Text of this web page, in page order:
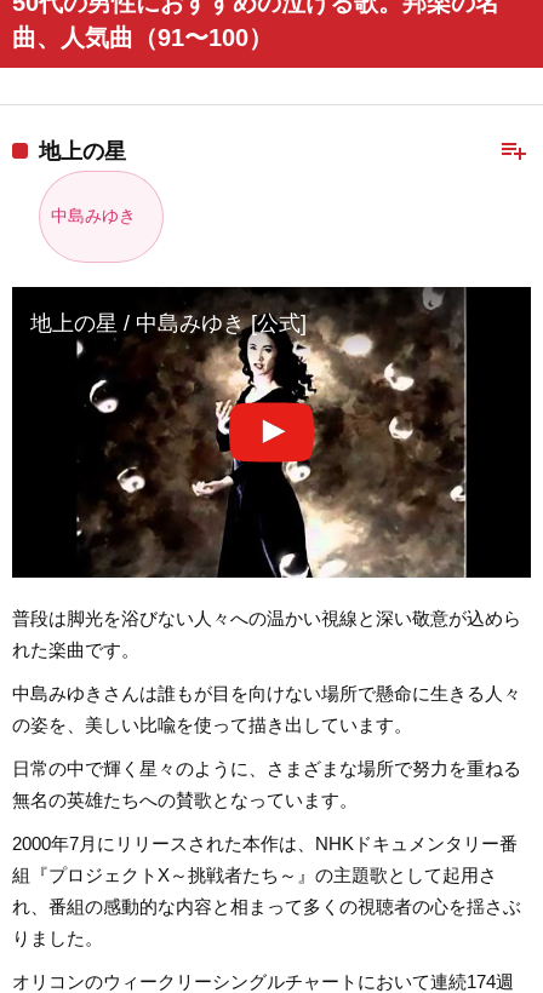
曲、人気曲（91〜100）
playlist_add
地上の星
中島みゆき
地上の星 / 中島みゆき [公式]
普段は脚光を浴びない人々への温かい視線と深い敬意が込めら
れた楽曲です。
中島みゆきさんは誰もが目を向けない場所で懸命に生きる人々
の姿を、美しい比喩を使って描き出しています。
日常の中で輝く星々のように、さまざまな場所で努力を重ねる
無名の英雄たちへの賛歌となっています。
2000年7月にリリースされた本作は、NHKドキュメンタリー番
組『プロジェクトX～挑戦者たち～』の主題歌として起用さ
れ、番組の感動的な内容と相まって多くの視聴者の心を揺さぶ
りました。
オリコンのウィークリーシングルチャートにおいて連続174週